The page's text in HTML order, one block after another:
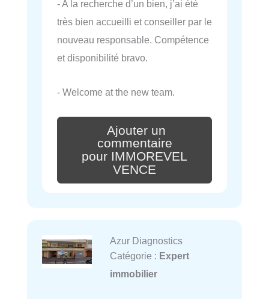
- A la recherche d’un bien, j’ai été
très bien accueilli et conseiller par le
nouveau responsable. Compétence
et disponibilité bravo.
- Welcome at the new team.
Ajouter un
commentaire
pour IMMOREVEL
VENCE
Azur Diagnostics
Catégorie : Expert
immobilier